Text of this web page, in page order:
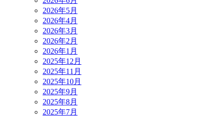
2026年5月
2026年4月
2026年3月
2026年2月
2026年1月
2025年12月
2025年11月
2025年10月
2025年9月
2025年8月
2025年7月